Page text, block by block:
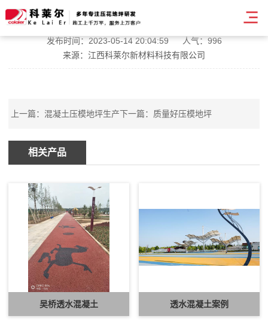
混凝土压模地坪销售
发布时间：2023-05-14 20:04:59
人气：996
来源：江西科莱尔新材料科技有限公司
上一篇： 混凝土压模地坪生产下一篇： 质量好压模地坪
相关产品
吴桥透水混凝土 透水混凝土案例